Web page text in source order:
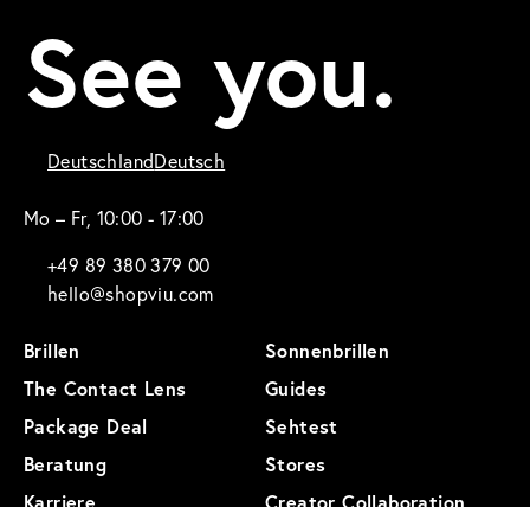
See you.
DeutschlandDeutsch
Mo – Fr, 10:00 - 17:00
+49 89 380 379 00
hello@shopviu.com
Brillen
Sonnenbrillen
The Contact Lens
Guides
Package Deal
Sehtest
Beratung
Stores
Karriere
Creator Collaboration